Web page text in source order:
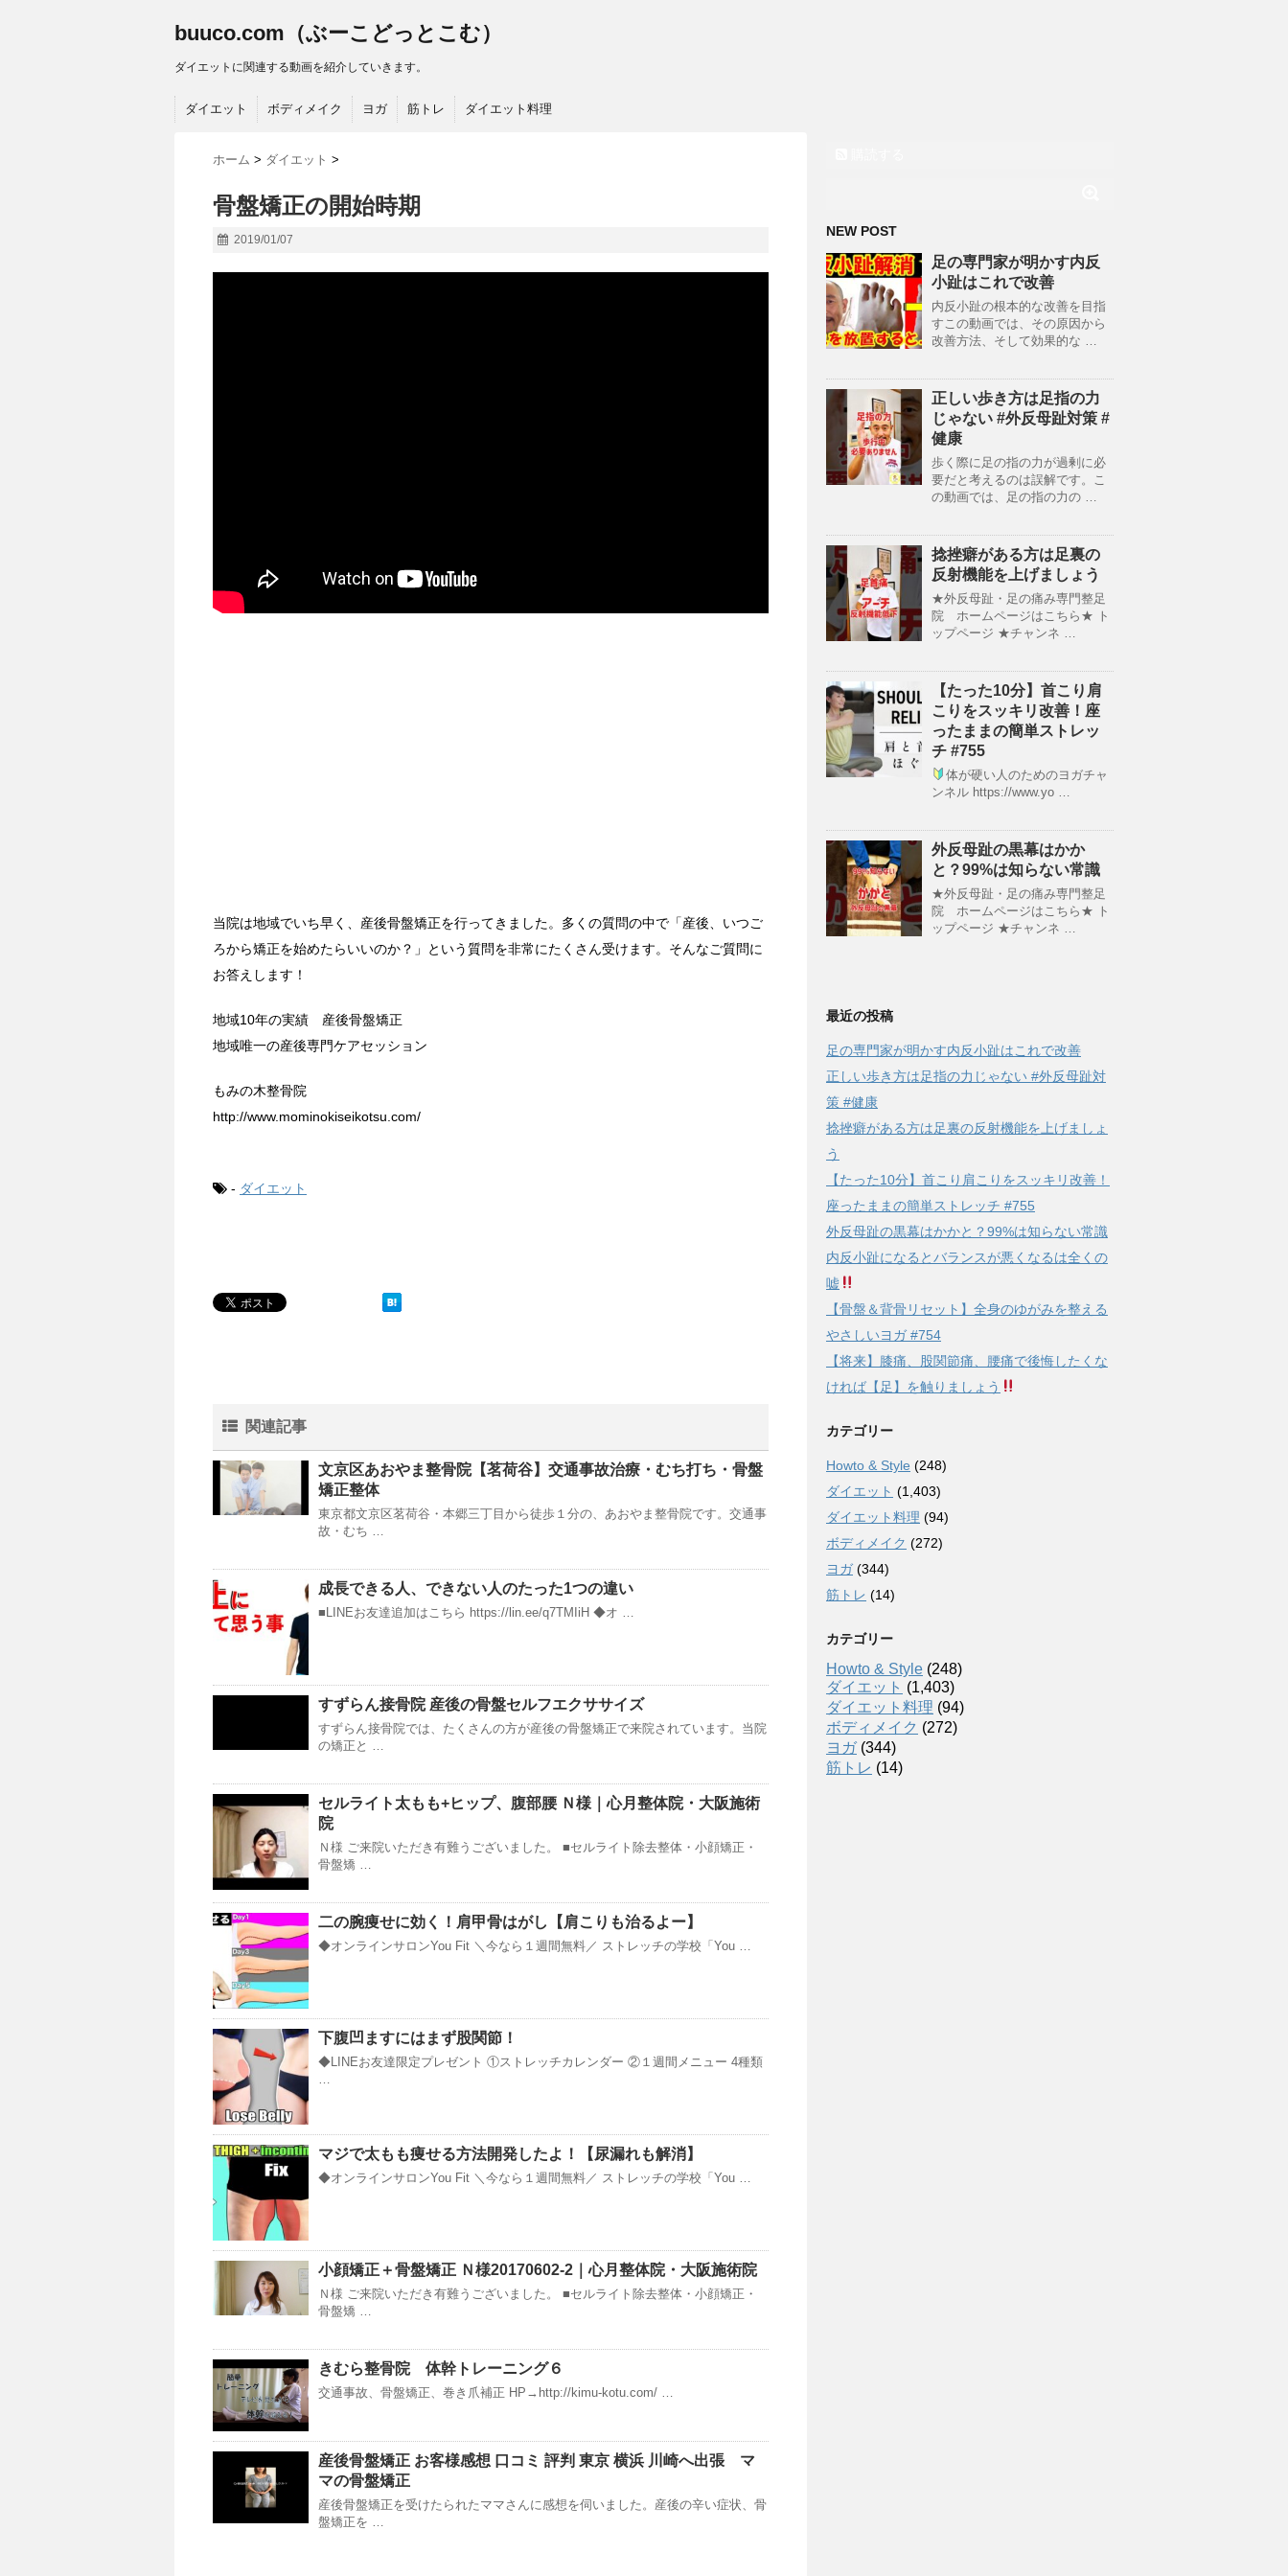
buuco.com（ぶーこどっとこむ）
ダイエットに関連する動画を紹介していきます。
ダイエット ボディメイク ヨガ 筋トレ ダイエット料理
ホーム > ダイエット >
骨盤矯正の開始時期
2019/01/07
当院は地域でいち早く、産後骨盤矯正を行ってきました。多くの質問の中で「産後、いつご
ろから矯正を始めたらいいのか？」という質問を非常にたくさん受けます。そんなご質問に
お答えします！
地域10年の実績 産後骨盤矯正
地域唯一の産後専門ケアセッション
もみの木整骨院
http://www.mominokiseikotsu.com/
- ダイエット
関連記事
文京区あおやま整骨院【茗荷谷】交通事故治療・むち打ち・骨盤
矯正整体
東京都文京区茗荷谷・本郷三丁目から徒歩１分の、あおやま整骨院です。交通事
故・むち …
成長できる人、できない人のたった1つの違い
■LINEお友達追加はこちら https://lin.ee/q7TMIiH ◆オ …
すずらん接骨院 産後の骨盤セルフエクササイズ
すずらん接骨院では、たくさんの方が産後の骨盤矯正で来院されています。当院
の矯正と …
セルライト太もも+ヒップ、腹部腰 Ｎ様｜心月整体院・大阪施術
院
Ｎ様 ご来院いただき有難うございました。 ■セルライト除去整体・小顔矯正・
骨盤矯 …
二の腕痩せに効く！肩甲骨はがし【肩こりも治るよー】
◆オンラインサロンYou Fit ＼今なら１週間無料／ ストレッチの学校「You …
下腹凹ますにはまず股関節！
◆LINEお友達限定プレゼント ①ストレッチカレンダー ②１週間メニュー 4種類
…
マジで太もも痩せる方法開発したよ！【尿漏れも解消】
◆オンラインサロンYou Fit ＼今なら１週間無料／ ストレッチの学校「You …
小顔矯正＋骨盤矯正 Ｎ様20170602-2｜心月整体院・大阪施術院
Ｎ様 ご来院いただき有難うございました。 ■セルライト除去整体・小顔矯正・
骨盤矯 …
きむら整骨院 体幹トレーニング６
交通事故、骨盤矯正、巻き爪補正 HP→http://kimu-kotu.com/ …
産後骨盤矯正 お客様感想 口コミ 評判 東京 横浜 川崎へ出張 マ
マの骨盤矯正
産後骨盤矯正を受けたられたママさんに感想を伺いました。産後の辛い症状、骨
盤矯正を …
NEW POST
足の専門家が明かす内反
小趾はこれで改善
内反小趾の根本的な改善を目指
すこの動画では、その原因から
改善方法、そして効果的な …
正しい歩き方は足指の力
じゃない #外反母趾対策 #
健康
歩く際に足の指の力が過剰に必
要だと考えるのは誤解です。こ
の動画では、足の指の力の …
捻挫癖がある方は足裏の
反射機能を上げましょう
★外反母趾・足の痛み専門整足
院 ホームページはこちら★ ト
ップページ ★チャンネ …
【たった10分】首こり肩
こりをスッキリ改善！座
ったままの簡単ストレッ
チ #755
体が硬い人のためのヨガチャ
ンネル https://www.yo …
外反母趾の黒幕はかか
と？99%は知らない常識
★外反母趾・足の痛み専門整足
院 ホームページはこちら★ ト
ップページ ★チャンネ …
最近の投稿
足の専門家が明かす内反小趾はこれで改善
正しい歩き方は足指の力じゃない #外反母趾対
策 #健康
捻挫癖がある方は足裏の反射機能を上げましょ
う
【たった10分】首こり肩こりをスッキリ改善！
座ったままの簡単ストレッチ #755
外反母趾の黒幕はかかと？99%は知らない常識
内反小趾になるとバランスが悪くなるは全くの
嘘
【骨盤＆背骨リセット】全身のゆがみを整える
やさしいヨガ #754
【将来】膝痛、股関節痛、腰痛で後悔したくな
ければ【足】を触りましょう
カテゴリー
Howto & Style (248)
ダイエット (1,403)
ダイエット料理 (94)
ボディメイク (272)
ヨガ(344)
筋トレ (14)
カテゴリー
Howto & Style (248)
ダイエット (1,403)
ダイエット料理 (94)
ボディメイク (272)
ヨガ(344)
筋トレ (14)